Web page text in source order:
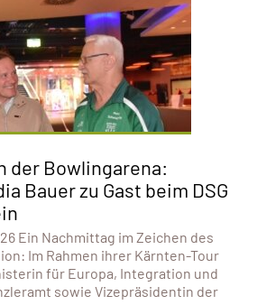
der Bowlingarena:
Bauer zu Gast beim DSG
Ein Nachmittag im Zeichen des
Im Rahmen ihrer Kärnten-Tour
für Europa, Integration und
sowie Vizepräsidentin der